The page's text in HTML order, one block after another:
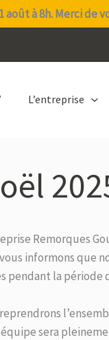
août à 8h. Merci
L’entreprise
Remorques
informons que
pendant la période
sera